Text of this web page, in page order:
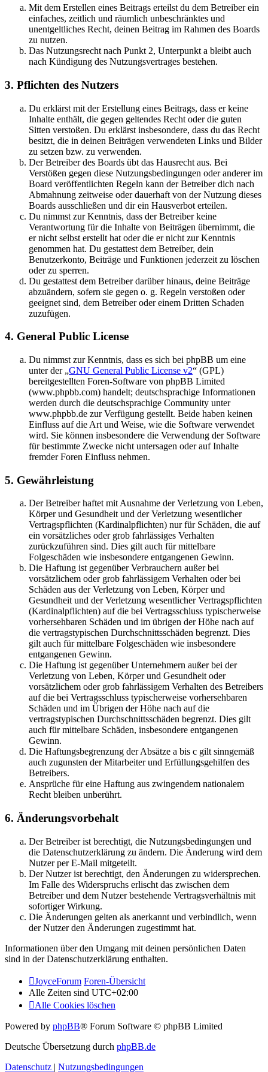
Mit dem Erstellen eines Beitrags erteilst du dem Betreiber ein
einfaches, zeitlich und räumlich unbeschränktes und
unentgeltliches Recht, deinen Beitrag im Rahmen des Boards
zu nutzen.
Das Nutzungsrecht nach Punkt 2, Unterpunkt a bleibt auch
nach Kündigung des Nutzungsvertrages bestehen.
3. Pflichten des Nutzers
Du erklärst mit der Erstellung eines Beitrags, dass er keine
Inhalte enthält, die gegen geltendes Recht oder die guten
Sitten verstoßen. Du erklärst insbesondere, dass du das Recht
besitzt, die in deinen Beiträgen verwendeten Links und Bilder
zu setzen bzw. zu verwenden.
Der Betreiber des Boards übt das Hausrecht aus. Bei
Verstößen gegen diese Nutzungsbedingungen oder anderer im
Board veröffentlichten Regeln kann der Betreiber dich nach
Abmahnung zeitweise oder dauerhaft von der Nutzung dieses
Boards ausschließen und dir ein Hausverbot erteilen.
Du nimmst zur Kenntnis, dass der Betreiber keine
Verantwortung für die Inhalte von Beiträgen übernimmt, die
er nicht selbst erstellt hat oder die er nicht zur Kenntnis
genommen hat. Du gestattest dem Betreiber, dein
Benutzerkonto, Beiträge und Funktionen jederzeit zu löschen
oder zu sperren.
Du gestattest dem Betreiber darüber hinaus, deine Beiträge
abzuändern, sofern sie gegen o. g. Regeln verstoßen oder
geeignet sind, dem Betreiber oder einem Dritten Schaden
zuzufügen.
4. General Public License
Du nimmst zur Kenntnis, dass es sich bei phpBB um eine
unter der „GNU General Public License v2“ (GPL)
bereitgestellten Foren-Software von phpBB Limited
(www.phpbb.com) handelt; deutschsprachige Informationen
werden durch die deutschsprachige Community unter
www.phpbb.de zur Verfügung gestellt. Beide haben keinen
Einfluss auf die Art und Weise, wie die Software verwendet
wird. Sie können insbesondere die Verwendung der Software
für bestimmte Zwecke nicht untersagen oder auf Inhalte
fremder Foren Einfluss nehmen.
5. Gewährleistung
Der Betreiber haftet mit Ausnahme der Verletzung von Leben,
Körper und Gesundheit und der Verletzung wesentlicher
Vertragspflichten (Kardinalpflichten) nur für Schäden, die auf
ein vorsätzliches oder grob fahrlässiges Verhalten
zurückzuführen sind. Dies gilt auch für mittelbare
Folgeschäden wie insbesondere entgangenen Gewinn.
Die Haftung ist gegenüber Verbrauchern außer bei
vorsätzlichem oder grob fahrlässigem Verhalten oder bei
Schäden aus der Verletzung von Leben, Körper und
Gesundheit und der Verletzung wesentlicher Vertragspflichten
(Kardinalpflichten) auf die bei Vertragsschluss typischerweise
vorhersehbaren Schäden und im übrigen der Höhe nach auf
die vertragstypischen Durchschnittsschäden begrenzt. Dies
gilt auch für mittelbare Folgeschäden wie insbesondere
entgangenen Gewinn.
Die Haftung ist gegenüber Unternehmern außer bei der
Verletzung von Leben, Körper und Gesundheit oder
vorsätzlichem oder grob fahrlässigem Verhalten des Betreibers
auf die bei Vertragsschluss typischerweise vorhersehbaren
Schäden und im Übrigen der Höhe nach auf die
vertragstypischen Durchschnittsschäden begrenzt. Dies gilt
auch für mittelbare Schäden, insbesondere entgangenen
Gewinn.
Die Haftungsbegrenzung der Absätze a bis c gilt sinngemäß
auch zugunsten der Mitarbeiter und Erfüllungsgehilfen des
Betreibers.
Ansprüche für eine Haftung aus zwingendem nationalem
Recht bleiben unberührt.
6. Änderungsvorbehalt
Der Betreiber ist berechtigt, die Nutzungsbedingungen und
die Datenschutzerklärung zu ändern. Die Änderung wird dem
Nutzer per E-Mail mitgeteilt.
Der Nutzer ist berechtigt, den Änderungen zu widersprechen.
Im Falle des Widerspruchs erlischt das zwischen dem
Betreiber und dem Nutzer bestehende Vertragsverhältnis mit
sofortiger Wirkung.
Die Änderungen gelten als anerkannt und verbindlich, wenn
der Nutzer den Änderungen zugestimmt hat.
Informationen über den Umgang mit deinen persönlichen Daten
sind in der Datenschutzerklärung enthalten.
JoyceForum Foren-Übersicht
Alle Zeiten sind UTC+02:00
Alle Cookies löschen
Powered by phpBB® Forum Software © phpBB Limited
Deutsche Übersetzung durch phpBB.de
Datenschutz | Nutzungsbedingungen